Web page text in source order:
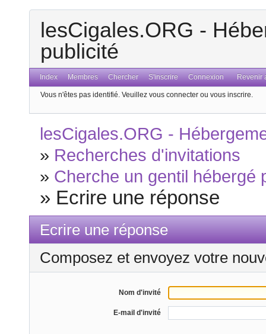
lesCigales.ORG -
publicité
Index Membres Chercher S'inscrire Connexion Revenir
Vous n'êtes pas identifié. Veuillez vous connecter ou vous inscrire.
lesCigales.ORG -
» Recherches d'invitations
» Cherche un gentil hébergé
» Ecrire une réponse
Ecrire une réponse
Composez et envoyez votre
Nom d'invité
E-mail d'invité